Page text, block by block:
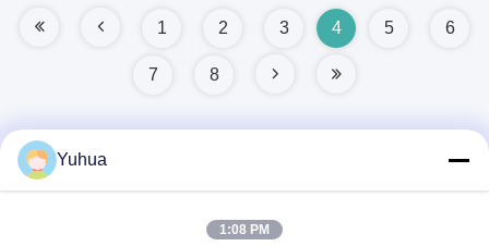
1 2 3 4 5 6
7 8
Yuhua
1:08 PM